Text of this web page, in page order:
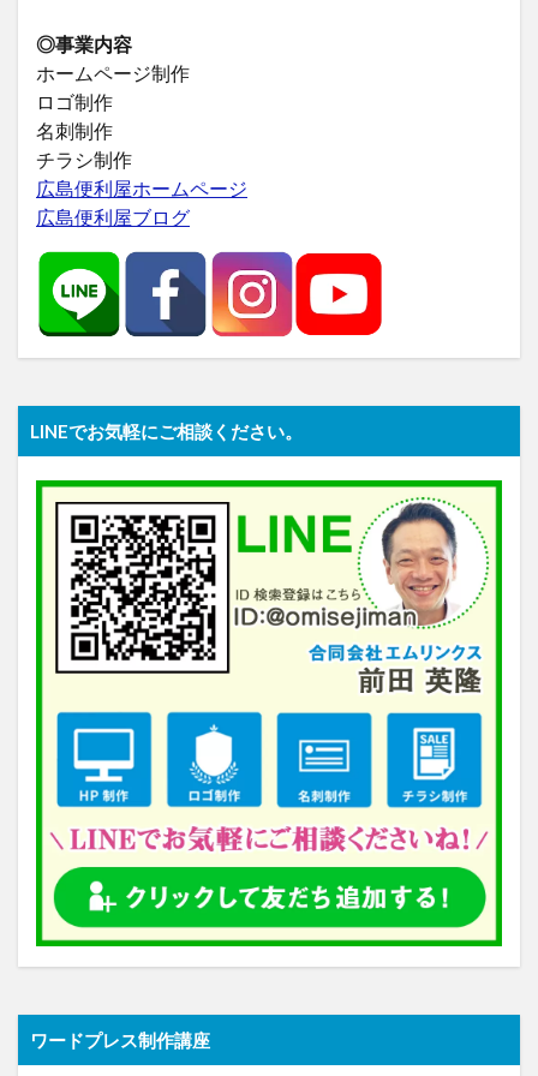
◎事業内容
ホームページ制作
ロゴ制作
名刺制作
チラシ制作
広島便利屋ホームページ
広島便利屋ブログ
LINEでお気軽にご相談ください。
ワードプレス制作講座